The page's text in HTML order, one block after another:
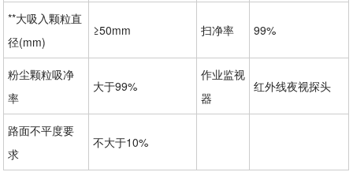
**大吸入颗粒直
径(mm)
≥50mm 扫净率 99%
粉尘颗粒吸净
率
大于99%
作业监视
器
红外线夜视探头
路面不平度要
求
不大于10%